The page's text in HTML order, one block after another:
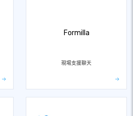
Formilla
現場支援聊天